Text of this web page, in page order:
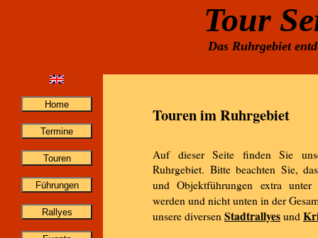
Tour
Das Ruhrgebiet
Touren im Ruhrgebiet
Auf dieser Seite finden Sie
Ruhrgebiet. Bitte beachten Sie,
und Objektführungen extra
werden und nicht unten in der
unsere diversen Stadtrallyesund